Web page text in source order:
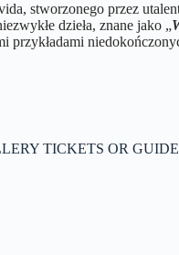
stworzonego przez
dzieła, znane jako „
TICKETS OR